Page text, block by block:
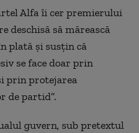
Alfa îi cer premierului
deschisă să mărească
plată și susțin că
se face doar prin
prin protejarea
de partid”.
guvern, sub pretextul